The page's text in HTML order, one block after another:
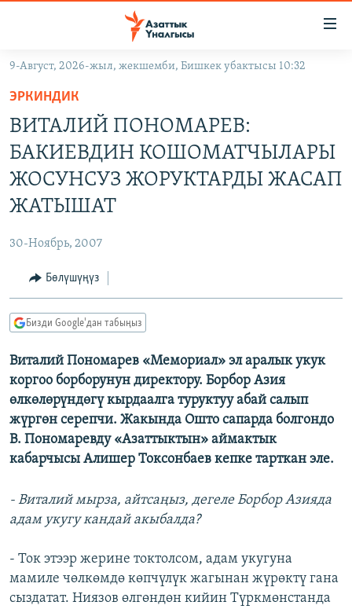
Навигацияга
өтүңүз
Издөөгө
салыңыз
САЯСАТ
ЭКОНОМИКА
ДҮЙНӨ
БОРБОР АЗИЯ
УКРАИНА
АТАЙЫН ИЛИКТӨӨ
БҮГҮН АЗАТТЫКТА
ЭКСПЕРТТЕР ТАЛДАЙТ
БИЗ ЖАНА ДҮЙНӨ
ЭЖЕ-СИҢДИЛЕР
АЗАТТЫК+
ЫҢГАЙСЫЗ СУРООЛОР
ПОДКАСТ
ӨЗГӨЧӨ ПИКИР
Русский
ОНЛАЙН ШЕРИНЕ
9-Август, 2026-жыл, жекшемби, Бишкек убактысы 10:32
ЭРКИНДИК
ВИТАЛИЙ ПОНОМАРЕВ:
БАКИЕВДИН КОШОМАТЧЫЛАРЫ
ЖОСУНСУЗ ЖОРУКТАРДЫ ЖАСАП
ЖАТЫШАТ
30-Ноябрь, 2007
Бөлүшүңүз
Бизди Google'дан табыңыз
Виталий Пономарев «Мемориал» эл аралык укук
коргоо борборунун директору. Борбор Азия
өлкөлөрүндөгү кырдаалга туруктуу абай салып
жүргөн серепчи. Жакында Ошто сапарда болгондо
В. Пономаревду «Азаттыктын» аймактык
кабарчысы Алишер Токсонбаев кепке тарткан эле.
- Виталий мырза, айтсаңыз, дегеле Борбор Азияда
адам укугу кандай акыбалда?
- Ток этээр жерине токтолсом, адам укугуна
мамиле чөлкөмдө көпчүлүк жагынан жүрөктү гана
сыздатат. Ниязов өлгөндөн кийин Түркмөнстанда